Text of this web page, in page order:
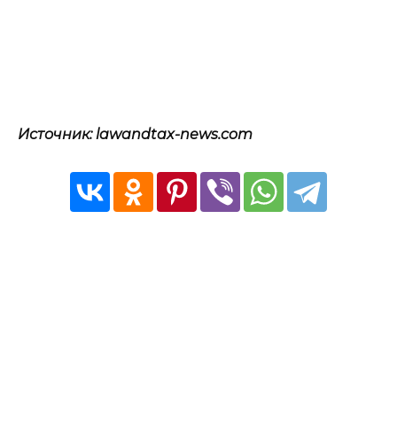
Источник: lawandtax-news.com